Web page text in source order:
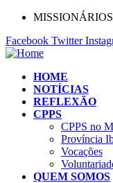
Facebook Twitter
HOME
NOTÍCIAS
REFLEXÃO
CPPS
CPPS no
Província
Vocações
QUEM SOMOS